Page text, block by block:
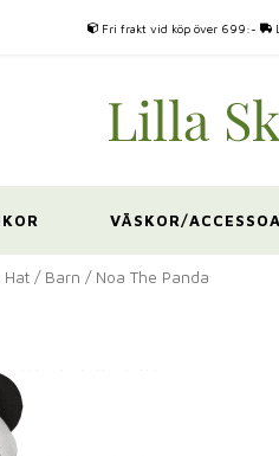
Fri frakt vid köp över 699:-
VÄSKOR/
Hat / Barn / Noa The Panda